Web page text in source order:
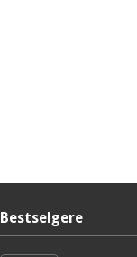
Bestselgere